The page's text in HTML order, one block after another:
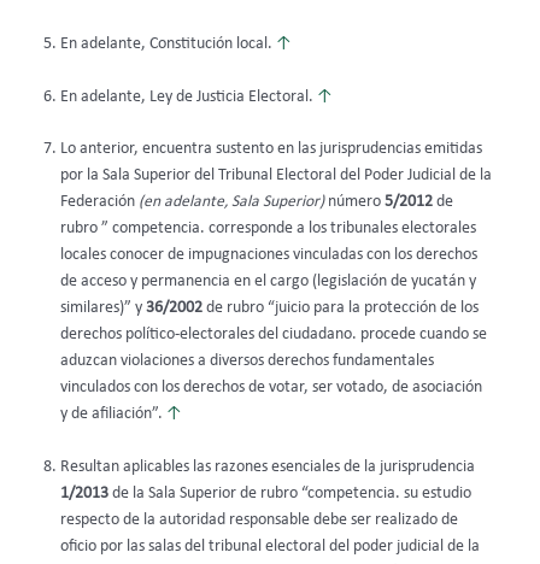
En adelante, Constitución local. ↑
En adelante, Ley de Justicia Electoral. ↑
Lo anterior, encuentra sustento en las jurisprudencias emitidas
por la Sala Superior del Tribunal Electoral del Poder Judicial de la
Federación (en adelante, Sala Superior) número 5/2012 de
rubro ” competencia. corresponde a los tribunales electorales
locales conocer de impugnaciones vinculadas con los derechos
de acceso y permanencia en el cargo (legislación de yucatán y
similares)” y 36/2002 de rubro “juicio para la protección de los
derechos político-electorales del ciudadano. procede cuando se
aduzcan violaciones a diversos derechos fundamentales
vinculados con los derechos de votar, ser votado, de asociación
y de afiliación”. ↑
Resultan aplicables las razones esenciales de la jurisprudencia
1/2013 de la Sala Superior de rubro “competencia. su estudio
respecto de la autoridad responsable debe ser realizado de
oficio por las salas del tribunal electoral del poder judicial de la